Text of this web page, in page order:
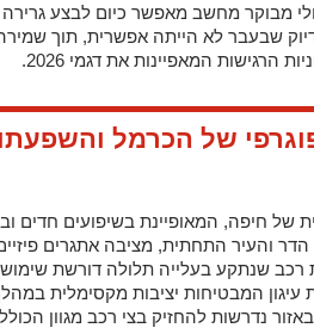
מבוקר מחשב מאפשר כיום לבצע
שבעבר לא הייתה אפשרית, תוך
הרגישות המאפיינות את דגמי 2026.
של הכרמל
של חיפה, המאופיינת בשיפועים חדים
הדר והעיר התחתית, מציבה אתגרים
רכב שנתקע בעלייה תלולה דורשת
עיגון המבטיחות יציבות מקסימלית
נדרשות להחזיק בצי רכב מגוון